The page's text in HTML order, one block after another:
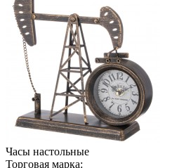
Часы настольные
Торговая марка: